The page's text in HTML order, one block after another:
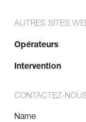
AUTRES SITES
Opérateurs
Intervention
CONTACTEZ-
Name